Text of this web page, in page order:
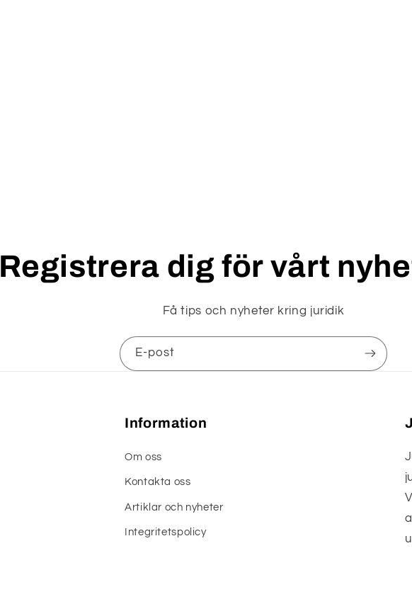
Registrera dig för vårt
Få tips och nyheter kring juridik
E-post
Information
Om oss
Kontakta oss
Artiklar och nyheter
Integritetspolicy